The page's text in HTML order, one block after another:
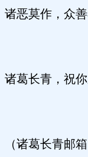
诸恶莫作，众善
诸葛长青，祝你
（诸葛长青邮